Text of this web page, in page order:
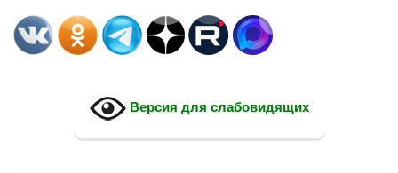
Версия для слабовидящих